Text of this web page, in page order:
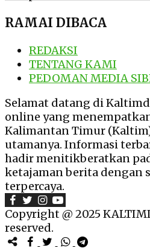
RAMAI DIBACA
REDAKSI
TENTANG KAMI
PEDOMAN MEDIA
Selamat datang di
online yang
Kalimantan Timur
utamanya. Informasi
hadir menitikberatkan
ketajaman berita dengan
terpercaya.
Copyright @ 2025
reserved.